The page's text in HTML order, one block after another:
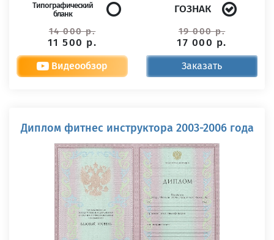
Типографический
бланк
14 000 р.
11 500 р.
ГОЗНАК
19 000 р.
17 000 р.
Видеообзор Заказать
Диплом фитнес инструктора 2003-2006 года